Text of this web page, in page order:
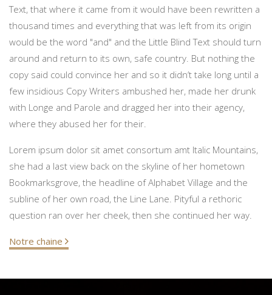
Text, that where it came from it would have been rewritten a
thousand times and everything that was left from its origin
would be the word "and" and the Little Blind Text should turn
around and return to its own, safe country. But nothing the
copy said could convince her and so it didn’t take long until a
few insidious Copy Writers ambushed her, made her drunk
with Longe and Parole and dragged her into their agency,
where they abused her for their.
Lorem ipsum dolor sit amet consortum amt Italic Mountains,
she had a last view back on the skyline of her hometown
Bookmarksgrove, the headline of Alphabet Village and the
subline of her own road, the Line Lane. Pityful a rethoric
question ran over her cheek, then she continued her way.
Notre chaine